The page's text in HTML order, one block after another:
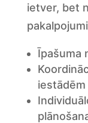
ietver, bet
Īpašuma
iestādēm